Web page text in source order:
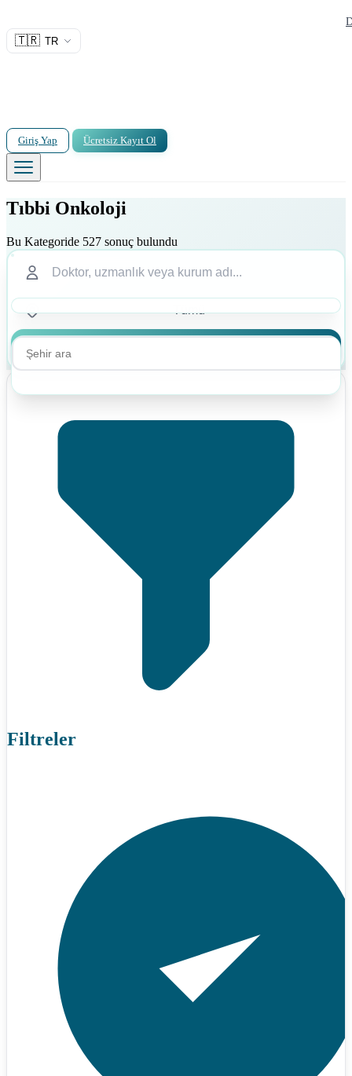
🇹🇷 TR
Giriş Yap Ücretsiz Kayıt Ol
Tıbbi Onkoloji
Bu Kategoride 527 sonuç bulundu
Filtreler